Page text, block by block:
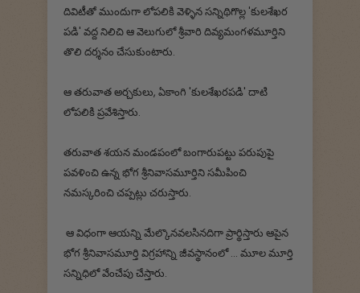
దివిటీతో ముందుగా లోపలికి వెళ్ళిన సన్నిథిగొల్ల 'కులశేఖర
పడి' వద్ద నిలిచి ఆ వెలుగులో శ్రీవారి దివ్యమంగళమూర్తిని
తొలి దర్శనం చేసుకుంటారు.
ఆ తరువాత అర్చకులు, ఏకాంగి 'కులశేఖరపడి' దాటి
లోపలికి ప్రవేశిస్తారు.
తరువాత శయన మండపంలో బంగారుపట్టు పరుపుపై
పవళించి ఉన్న భోగ శ్రీనివాసమూర్తిని సమీపించి
నమస్కరించి చప్పట్లు చరుస్తారు.
ఆ విధంగా ఆయన్ని మేల్కొనవలసినదిగా ప్రార్థిస్తారు ఆపైన
భోగ శ్రీనివాసమూర్తి విగ్రహాన్ని జీవస్థానంలో ... మూల మూర్తి
సన్నిధిలో వేంచేపు చేస్తారు.